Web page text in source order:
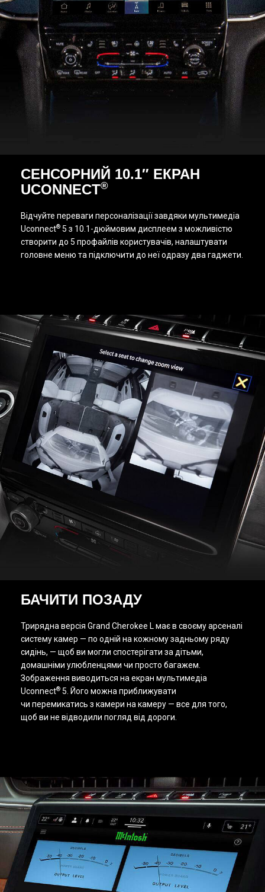
СЕНСОРНИЙ 10.1″ ЕКРАН
UCONNECT®
Відчуйте переваги персоналізації завдяки мультимедіа
Uconnect® 5 з 10.1-дюймовим дисплеем з можливістю
створити до 5 профайлів користувачів, налаштувати
головне меню та підключити до неї одразу два гаджети.
БАЧИТИ ПОЗАДУ
Трирядна версія Grand Cherokee L має в своєму арсеналі
систему камер — по одній на кожному задньому ряду
сидінь, — щоб ви могли спостерігати за дітьми,
домашніми улюбленцями чи просто багажем.
Зображення виводиться на екран мультимедіа
Uconnect® 5. Його можна приближувати
чи перемикатись з камери на камеру — все для того,
щоб ви не відводили погляд від дороги.